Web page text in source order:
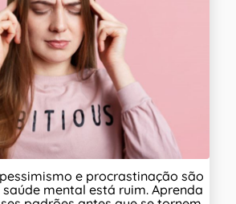
e procrastinação são
mental está ruim. Aprenda